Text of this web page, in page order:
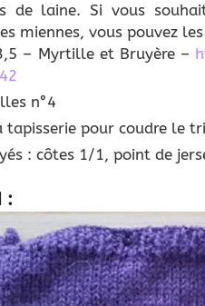
de laine. Si vous
miennes, vous pouvez
– Myrtille et Bruyère –
n°4
tapisserie pour coudre le
: côtes 1/1, point de
: